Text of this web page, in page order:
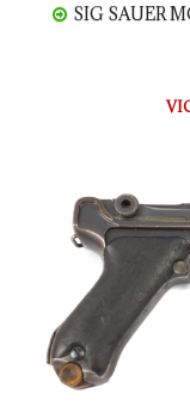
SIG SAUER